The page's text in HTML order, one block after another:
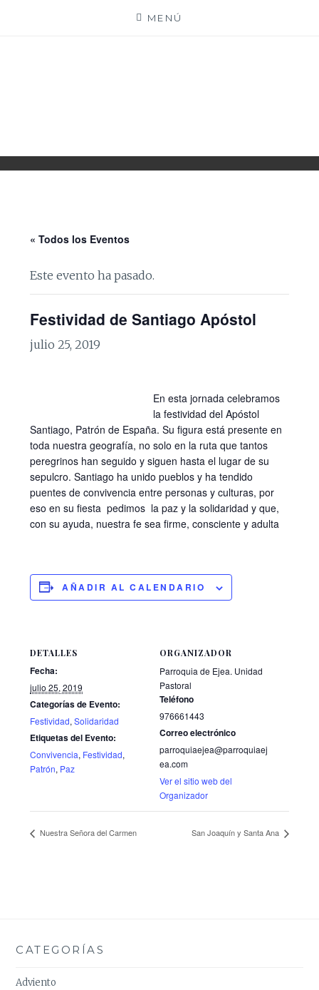
MENÚ
« Todos los Eventos
Este evento ha pasado.
Festividad de Santiago Apóstol
julio 25, 2019
En esta jornada celebramos
la festividad del Apóstol
Santiago, Patrón de España. Su figura está presente en
toda nuestra geografía, no solo en la ruta que tantos
peregrinos han seguido y siguen hasta el lugar de su
sepulcro. Santiago ha unido pueblos y ha tendido
puentes de convivencia entre personas y culturas, por
eso en su fiesta pedimos la paz y la solidaridad y que,
con su ayuda, nuestra fe sea firme, consciente y adulta
AÑADIR AL CALENDARIO
DETALLES
Fecha:
julio 25, 2019
Categorías de Evento:
Festividad,Solidaridad
Etiquetas del Evento:
Convivencia, Festividad,
Patrón, Paz
ORGANIZADOR
Parroquia de Ejea. Unidad
Pastoral
Teléfono
976661443
Correo electrónico
parroquiaejea@parroquiaej
ea.com
Ver el sitio web del
Organizador
Nuestra Señora del Carmen San Joaquín y Santa Ana
CATEGORÍAS
Adviento